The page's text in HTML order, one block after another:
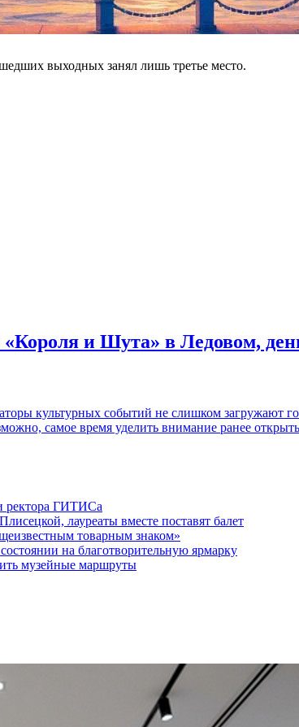
российского проката. За прошедший уикенд
фальшивой семьи, пытающейся вывезти партию
выходных занял лишь третье место.
и Шута» в Ледовом,
культурных событий не слишком загружают
самое время уделить внимание ранее
ректора ГИТИСа
лауреаты вместе поставят балет
товарным знаком»
на благотворительную ярмарку
музейные маршруты